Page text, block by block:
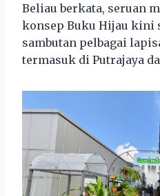
Beliau berkata, seruan
konsep Buku Hijau kini
sambutan pelbagai
termasuk di Putrajaya